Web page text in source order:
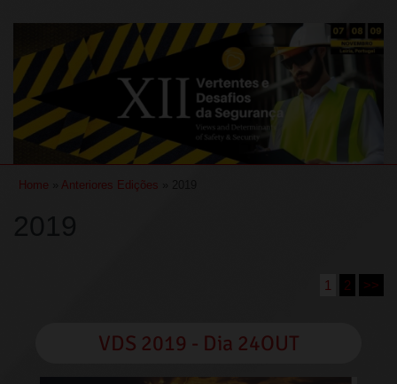
Home Anteriores Edições
1 2 >>
VDS 2019 - Dia 24OUT